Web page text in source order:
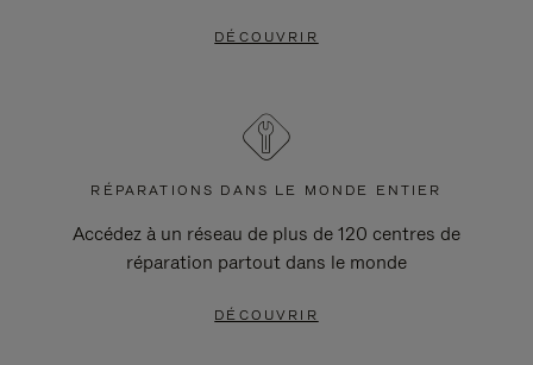
DÉCOUVRIR
RÉPARATIONS DANS LE MONDE ENTIER
Accédez à un réseau de plus de 120 centres de
réparation partout dans le monde
DÉCOUVRIR